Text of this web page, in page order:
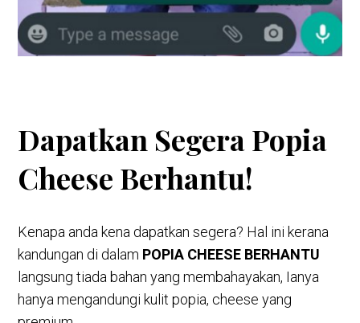
Dapatkan Segera Popia
Cheese Berhantu!
Kenapa anda kena dapatkan segera? Hal ini kerana
kandungan di dalam POPIA CHEESE BERHANTU
langsung tiada bahan yang membahayakan, Ianya
hanya mengandungi kulit popia, cheese yang